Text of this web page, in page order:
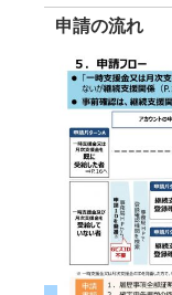
申請の流れ